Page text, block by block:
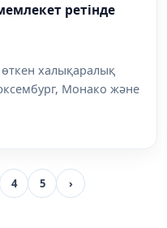
ретінде
халықаралық
Монако және
4 5 ›